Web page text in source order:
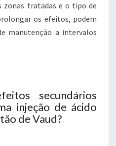
zonas tratadas e o tipo de
os efeitos, podem
manutenção a intervalos
secundários
injeção de ácido
de Vaud?